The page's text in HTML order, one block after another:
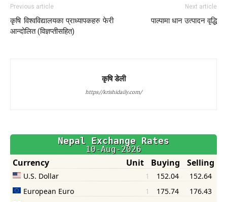
Previous article
कृषि विश्वविद्यालयका प्राध्यापकहरु फेरी
आन्दोलित (विज्ञप्तीसहित)
Next article
पाल्पामा धान उत्पादन वृद्धि
कृषि डेली
https://krishidaily.com/